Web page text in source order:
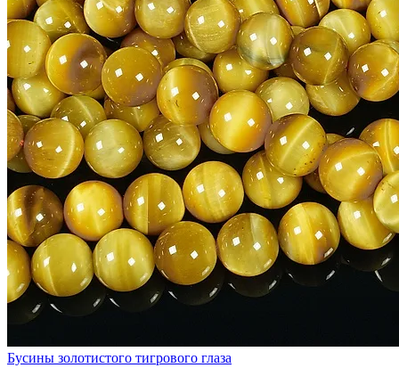
Бусины золотистого тигрового глаза